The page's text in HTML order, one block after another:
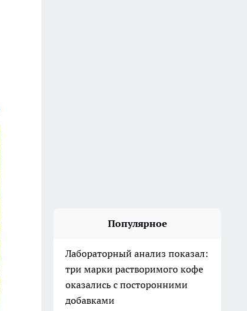
Популярное
Лабораторный анализ показал:
три марки растворимого кофе
оказались с посторонними
добавками